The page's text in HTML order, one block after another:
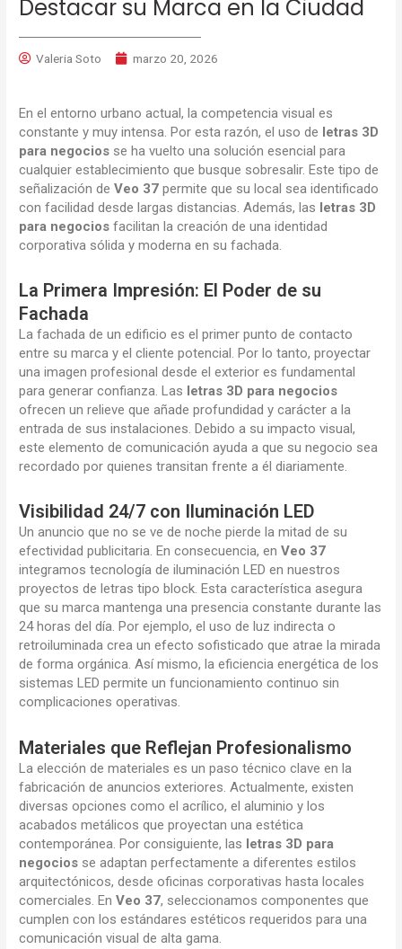
Destacar su Marca en la Ciudad
Valeria Soto marzo 20, 2026
En el entorno urbano actual, la competencia visual es
constante y muy intensa. Por esta razón, el uso de letras 3D
para negocios se ha vuelto una solución esencial para
cualquier establecimiento que busque sobresalir. Este tipo de
señalización deVeo 37 permite que su local sea identificado
con facilidad desde largas distancias. Además, las letras 3D
para negocios facilitan la creación de una identidad
corporativa sólida y moderna en su fachada.
La Primera Impresión: El Poder de su
Fachada
La fachada de un edificio es el primer punto de contacto
entre su marca y el cliente potencial. Por lo tanto, proyectar
una imagen profesional desde el exterior es fundamental
para generar confianza. Las letras 3D para negocios
ofrecen un relieve que añade profundidad y carácter a la
entrada de sus instalaciones. Debido a su impacto visual,
este elemento de comunicación ayuda a que su negocio sea
recordado por quienes transitan frente a él diariamente.
Visibilidad 24/7 con Iluminación LED
Un anuncio que no se ve de noche pierde la mitad de su
efectividad publicitaria. En consecuencia, enVeo 37
integramos tecnología de iluminación LED en nuestros
proyectos de letras tipo block. Esta característica asegura
que su marca mantenga una presencia constante durante las
24 horas del día. Por ejemplo, el uso de luz indirecta o
retroiluminada crea un efecto sofisticado que atrae la mirada
de forma orgánica. Así mismo, la eficiencia energética de los
sistemas LED permite un funcionamiento continuo sin
complicaciones operativas.
Materiales que Reflejan Profesionalismo
La elección de materiales es un paso técnico clave en la
fabricación de anuncios exteriores. Actualmente, existen
diversas opciones como el acrílico, el aluminio y los
acabados metálicos que proyectan una estética
contemporánea. Por consiguiente, las letras 3D para
negocios se adaptan perfectamente a diferentes estilos
arquitectónicos, desde oficinas corporativas hasta locales
comerciales. EnVeo 37, seleccionamos componentes que
cumplen con los estándares estéticos requeridos para una
comunicación visual de alta gama.